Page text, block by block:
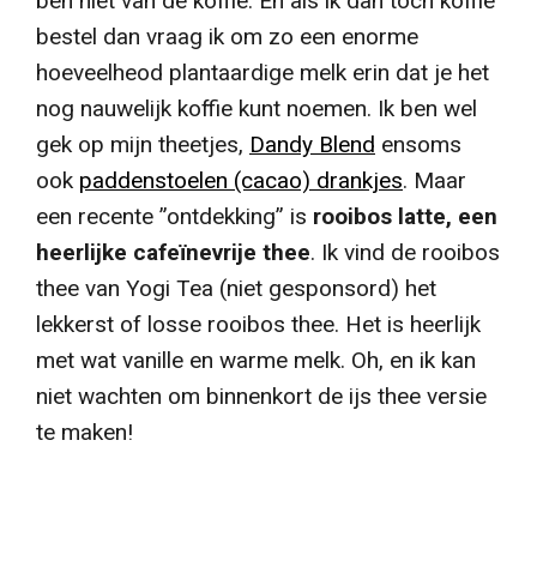
bestel dan vraag ik om zo een enorme
hoeveelheod plantaardige melk erin dat je het
nog nauwelijk koffie kunt noemen. Ik ben wel
gek op mijn theetjes, Dandy Blend ensoms
ook paddenstoelen (cacao) drankjes. Maar
een recente ”ontdekking” is rooibos latte, een
heerlijke cafeïnevrije thee. Ik vind de rooibos
thee van Yogi Tea (niet gesponsord) het
lekkerst of losse rooibos thee. Het is heerlijk
met wat vanille en warme melk. Oh, en ik kan
niet wachten om binnenkort de ijs thee versie
te maken!